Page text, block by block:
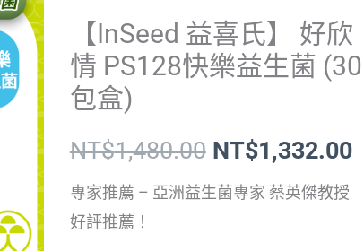
【InSeed 益喜氏】 好欣
情 PS128快樂益生菌 (30
包盒)
NT$1,480.00
始
價
NT$1,480.00。
NT$1,332.00
價
專家推薦 – 亞洲益生菌專家 蔡英傑教授
好評推薦！